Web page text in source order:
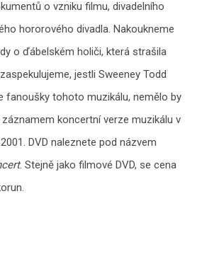
o vzniku filmu, divadelního
hororového divadla. Nakoukneme
o ďábelském holiči, která strašila
jestli Sweeney Todd
fanoušky tohoto muzikálu, nemělo by
koncertní verze muzikálu v
DVD naleznete pod názvem
. Stejně jako filmové DVD, se cena